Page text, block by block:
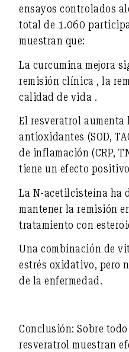
ensayos controlados
total de 1.060
muestran que:
La curcumina mejora
remisión clínica ,la
calidad de vida .
El resveratrol aumenta
antioxidantes (SOD,
de inflamación (CRP,
tiene un efecto
La N-acetilcisteína ha
mantener la remisión
tratamiento con
Una combinación de
estrés oxidativo, pero
de la enfermedad.
Conclusión: Sobre
resveratrol muestran